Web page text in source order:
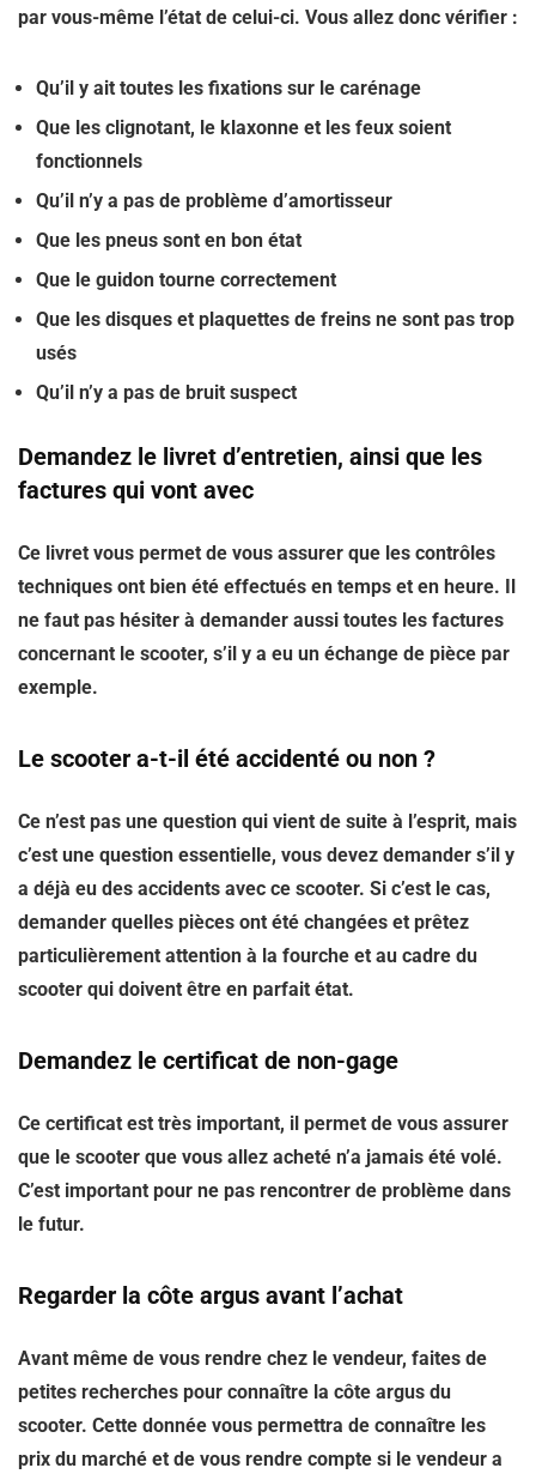
par vous-même l’état de celui-ci. Vous allez donc vérifier :
Qu’il y ait toutes les fixations sur le carénage
Que les clignotant, le klaxonne et les feux soient
fonctionnels
Qu’il n’y a pas de problème d’amortisseur
Que les pneus sont en bon état
Que le guidon tourne correctement
Que les disques et plaquettes de freins ne sont pas trop
usés
Qu’il n’y a pas de bruit suspect
Demandez le livret d’entretien, ainsi que les
factures qui vont avec
Ce livret vous permet de vous assurer que les contrôles
techniques ont bien été effectués en temps et en heure. Il
ne faut pas hésiter à demander aussi toutes les factures
concernant le scooter, s’il y a eu un échange de pièce par
exemple.
Le scooter a-t-il été accidenté ou non ?
Ce n’est pas une question qui vient de suite à l’esprit, mais
c’est une question essentielle, vous devez demander s’il y
a déjà eu des accidents avec ce scooter. Si c’est le cas,
demander quelles pièces ont été changées et prêtez
particulièrement attention à la fourche et au cadre du
scooter qui doivent être en parfait état.
Demandez le certificat de non-gage
Ce certificat est très important, il permet de vous assurer
que le scooter que vous allez acheté n’a jamais été volé.
C’est important pour ne pas rencontrer de problème dans
le futur.
Regarder la côte argus avant l’achat
Avant même de vous rendre chez le vendeur, faites de
petites recherches pour connaître la côte argus du
scooter. Cette donnée vous permettra de connaître les
prix du marché et de vous rendre compte si le vendeur a